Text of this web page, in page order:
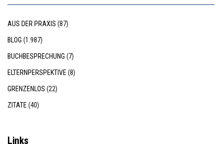
AUS DER PRAXIS (87)
BLOG (1.987)
BUCHBESPRECHUNG (7)
ELTERNPERSPEKTIVE (8)
GRENZENLOS (22)
ZITATE (40)
Links